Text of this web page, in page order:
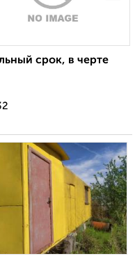
срок, в черте